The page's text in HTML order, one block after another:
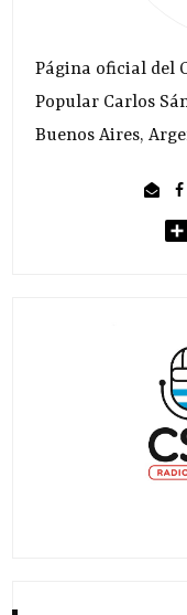
Página oficial del
Popular Carlos
Buenos Aires,